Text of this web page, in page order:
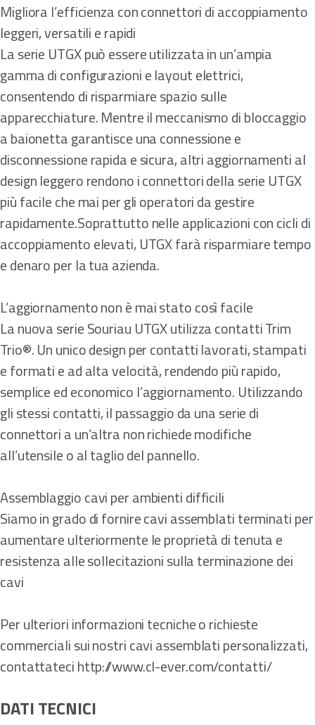
Migliora l’efficienza con connettori di accoppiamento
leggeri, versatili e rapidi
La serie UTGX può essere utilizzata in un’ampia
gamma di configurazioni e layout elettrici,
consentendo di risparmiare spazio sulle
apparecchiature. Mentre il meccanismo di bloccaggio
a baionetta garantisce una connessione e
disconnessione rapida e sicura, altri aggiornamenti al
design leggero rendono i connettori della serie UTGX
più facile che mai per gli operatori da gestire
rapidamente.Soprattutto nelle applicazioni con cicli di
accoppiamento elevati, UTGX farà risparmiare tempo
e denaro per la tua azienda.
L’aggiornamento non è mai stato così facile
La nuova serie Souriau UTGX utilizza contatti Trim
Trio®. Un unico design per contatti lavorati, stampati
e formati e ad alta velocità, rendendo più rapido,
semplice ed economico l’aggiornamento. Utilizzando
gli stessi contatti, il passaggio da una serie di
connettori a un’altra non richiede modifiche
all’utensile o al taglio del pannello.
Assemblaggio cavi per ambienti difficili
Siamo in grado di fornire cavi assemblati terminati per
aumentare ulteriormente le proprietà di tenuta e
resistenza alle sollecitazioni sulla terminazione dei
cavi
Per ulteriori informazioni tecniche o richieste
commerciali sui nostri cavi assemblati personalizzati,
contattateci http://www.cl-ever.com/contatti/
DATI TECNICI